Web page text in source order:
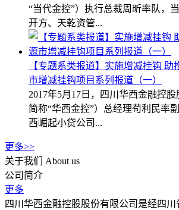
“当代金控”）执行总裁周昕率队，
开方、天乾资管...
【专题系类报道】实施增减挂钩
市增减挂钩项目系列报道（一）
2017年5月17日，四川华西金融控
简称“华西金控”）总经理苟利民率
西崛起小贷公司...
更多>>
关于我们
About us
公司简介
更多
四川华西金融控股股份有限公司是经四